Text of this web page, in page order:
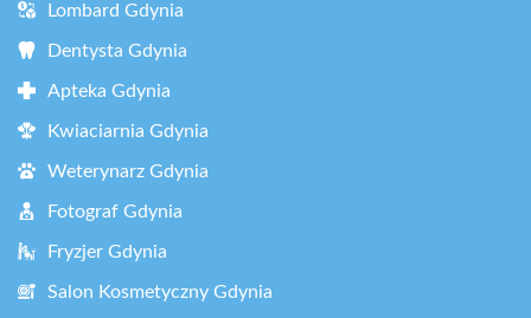
Lombard Gdynia
Dentysta Gdynia
Apteka Gdynia
Kwiaciarnia Gdynia
Weterynarz Gdynia
Fotograf Gdynia
Fryzjer Gdynia
Salon Kosmetyczny Gdynia